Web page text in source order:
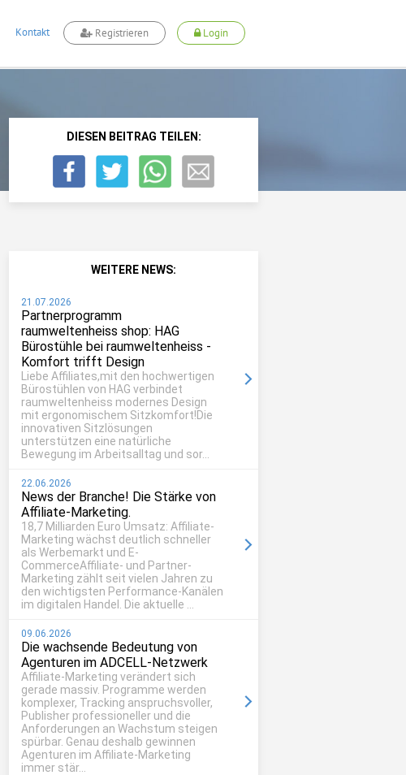
Kontakt Registrieren Login
DIESEN BEITRAG TEILEN:
WEITERE NEWS:
21.07.2026
Partnerprogramm
raumweltenheiss shop: HAG
Bürostühle bei raumweltenheiss -
Komfort trifft Design
Liebe Affiliates,mit den hochwertigen
Bürostühlen von HAG verbindet
raumweltenheiss modernes Design
mit ergonomischem Sitzkomfort!Die
innovativen Sitzlösungen
unterstützen eine natürliche
Bewegung im Arbeitsalltag und sor...
22.06.2026
News der Branche! Die Stärke von
Affiliate-Marketing.
18,7 Milliarden Euro Umsatz: Affiliate-
Marketing wächst deutlich schneller
als Werbemarkt und E-
CommerceAffiliate- und Partner-
Marketing zählt seit vielen Jahren zu
den wichtigsten Performance-Kanälen
im digitalen Handel. Die aktuelle ...
09.06.2026
Die wachsende Bedeutung von
Agenturen im ADCELL-Netzwerk
Affiliate-Marketing verändert sich
gerade massiv. Programme werden
komplexer, Tracking anspruchsvoller,
Publisher professioneller und die
Anforderungen an Wachstum steigen
spürbar. Genau deshalb gewinnen
Agenturen im Affiliate-Marketing
immer stär...